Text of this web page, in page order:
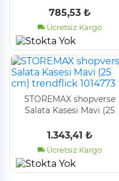
785,53 ₺
Ücretsiz Kargo
STOREMAX shopverse
Salata Kasesi Mavi (25
1.343,41 ₺
Ücretsiz Kargo